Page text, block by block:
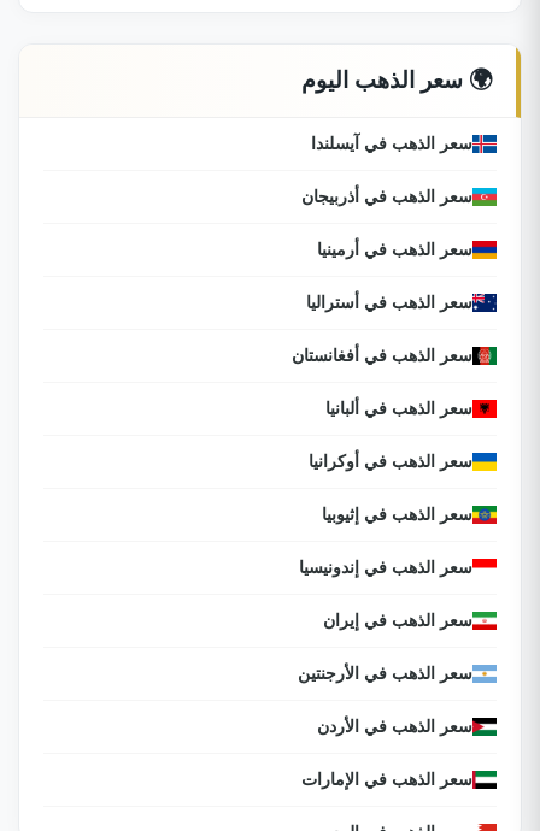
🌍 سعر الذهب اليوم
سعر الذهب في آيسلندا
سعر الذهب في أذربيجان
سعر الذهب في أرمينيا
سعر الذهب في أستراليا
سعر الذهب في أفغانستان
سعر الذهب في ألبانيا
سعر الذهب في أوكرانيا
سعر الذهب في إثيوبيا
سعر الذهب في إندونيسيا
سعر الذهب في إيران
سعر الذهب في الأرجنتين
سعر الذهب في الأردن
سعر الذهب في الإمارات